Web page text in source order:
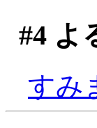
#4よ
すみ